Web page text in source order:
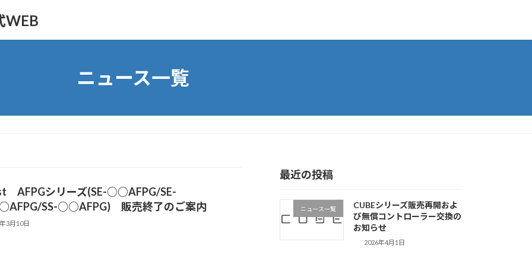
WEB
ニュース一覧
AFPGシリーズ(SE-○○AFPG/SE-
SS-○○AFPG) 販売終了のご案内
3月10日
最近の投稿
ニュース一覧
CUBEシリーズ販売再開およ
び無償コントローラー交換の
お知らせ
2026年4月1日